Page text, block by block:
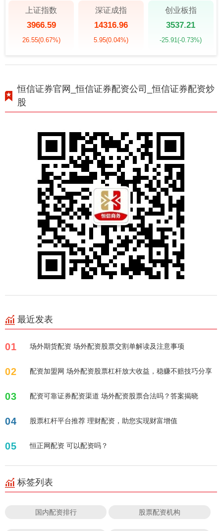
上证指数
3966.59
26.55(0.67%)
深证成指
14316.96
5.95(0.04%)
创业板指
3537.21
-25.91(-0.73%)
恒信证券官网_恒信证券配资公司_恒信证券配资炒
股
最近发表
01 场外期货配资 场外配资股票交割单解读及注意事项
02 配资加盟网 场外配资股票杠杆放大收益，稳赚不赔技巧分享
03 配资可靠证券配资渠道 场外配资股票合法吗？答案揭晓
04 股票杠杆平台推荐 理财配资，助您实现财富增值
05 恒正网配资 可以配资吗？
标签列表
国内配资排行 股票配资机构